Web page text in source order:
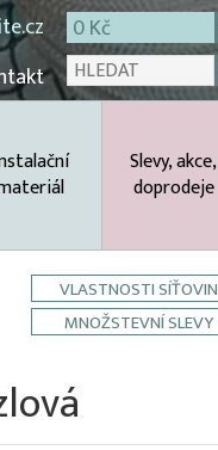
0 Kč
Slevy, akce,
doprodeje
VLASTNOSTI SÍŤOVIN
MNOŽSTEVNÍ SLEVY